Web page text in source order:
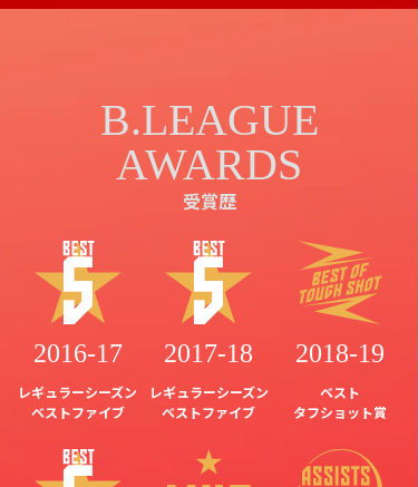
B.LEAGUE
AWARDS
受賞歴
2016-17
レギュラーシーズン
ベストファイブ
2017-18
レギュラーシーズン
ベストファイブ
2018-19
ベスト
タフショット賞